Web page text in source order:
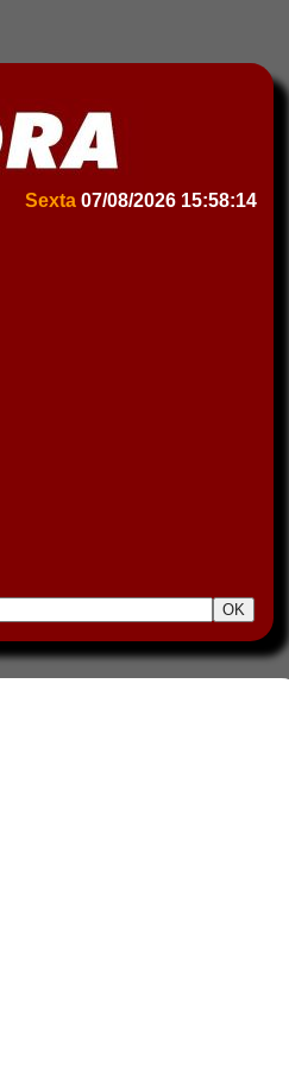
Sexta 07/08/2026 15:58:14